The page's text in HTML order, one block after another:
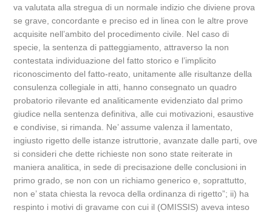
va valutata alla stregua di un normale indizio che diviene prova
se grave, concordante e preciso ed in linea con le altre prove
acquisite nell’ambito del procedimento civile. Nel caso di
specie, la sentenza di patteggiamento, attraverso la non
contestata individuazione del fatto storico e l’implicito
riconoscimento del fatto-reato, unitamente alle risultanze della
consulenza collegiale in atti, hanno consegnato un quadro
probatorio rilevante ed analiticamente evidenziato dal primo
giudice nella sentenza definitiva, alle cui motivazioni, esaustive
e condivise, si rimanda. Ne’ assume valenza il lamentato,
ingiusto rigetto delle istanze istruttorie, avanzate dalle parti, ove
si consideri che dette richieste non sono state reiterate in
maniera analitica, in sede di precisazione delle conclusioni in
primo grado, se non con un richiamo generico e, soprattutto,
non e’ stata chiesta la revoca della ordinanza di rigetto”; ii) ha
respinto i motivi di gravame con cui il (OMISSIS) aveva inteso